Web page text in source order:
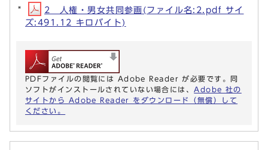
2 人権・男女共同参画(ファイル名:2.pdf サイ
ズ:491.12 キロバイト)
PDFファイルの閲覧には Adobe Reader が必要です。同
ソフトがインストールされていない場合には、 Adobe 社の
サイトから Adobe Reader をダウンロード（無償）して
ください。